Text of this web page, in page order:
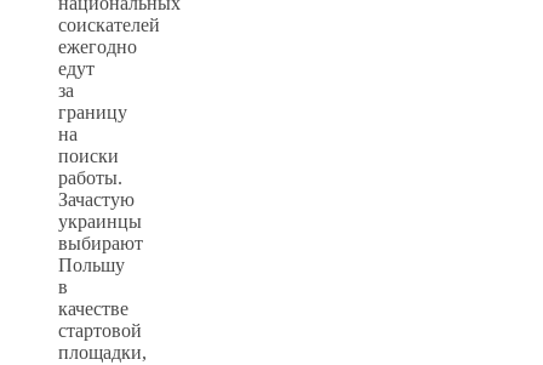
соискателей
ежегодно
едут
за
границу
на
поиски
работы.
Зачастую
украинцы
выбирают
Польшу
в
качестве
стартовой
площадки,